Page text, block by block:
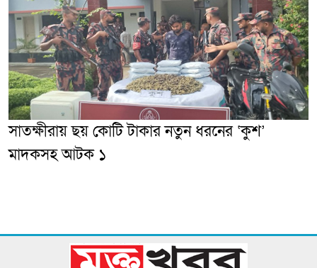
সাতক্ষীরায় ছয় কোটি টাকার নতুন ধরনের ‘কুশ’
মাদকসহ আটক ১